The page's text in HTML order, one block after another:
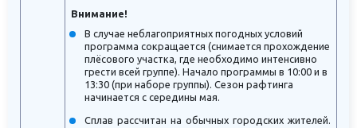
Внимание!
В случае неблагоприятных погодных условий
программа сокращается (снимается прохождение
плёсового участка, где необходимо интенсивно
грести всей группе). Начало программы в 10:00 и в
13:30 (при наборе группы). Сезон рафтинга
начинается с середины мая.
Сплав рассчитан на обычных городских жителей.